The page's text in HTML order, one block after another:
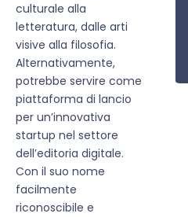
culturale alla
letteratura, dalle arti
visive alla filosofia.
Alternativamente,
potrebbe servire come
piattaforma di lancio
per un’innovativa
startup nel settore
dell’editoria digitale.
Con il suo nome
facilmente
riconoscibile e